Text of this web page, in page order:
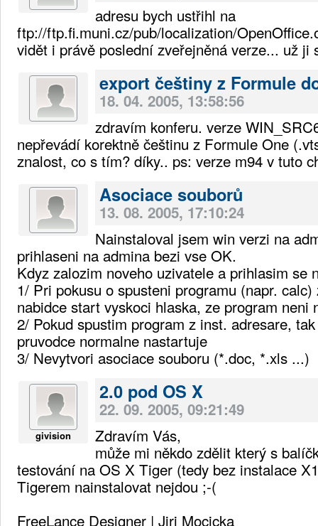
adresu bych ustřihl na
ftp://ftp.fi.muni.cz/pub/localization/
vidět i právě poslední zveřejněná verze... už ji
export češtiny z Formule
18. 04. 2005, 13:58:56
zdravím konferu. verze
nepřevádí korektně češtinu z Formule One
znalost, co s tím? díky.. ps: verze m94 v tuto
Asociace souborů
13. 08. 2005, 17:10:24
Nainstaloval jsem win verzi na
prihlaseni na admina bezi vse OK.
Kdyz zalozim noveho uzivatele a prihlasim se
1/ Pri pokusu o spusteni programu (napr.
nabidce start vyskoci hlaska, ze program neni
2/ Pokud spustim program z inst. adresare,
pruvodce normalne nastartuje
3/ Nevytvori asociace souboru (*.doc, *.xls ...)
givision
2.0 pod OS X
22. 09. 2005, 09:21:49
Zdravím Vás,
může mi někdo zdělit který s
testování na OS X Tiger (tedy bez instalace
Tigerem nainstalovat nejdou ;-(
FreeLance Designer | Jiri Mocicka